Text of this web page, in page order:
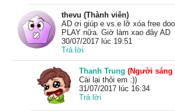
thevu (Thành viên)
AD ơi giúp e vs.e lỡ xóa free
PLAY nữa. Giờ làm xao đây AD
30/07/2017 lúc 19:51
Trả lời
Thanh Trung (Người sáng
Cài lại thôi em :))
31/07/2017 lúc 16:34
Trả lời